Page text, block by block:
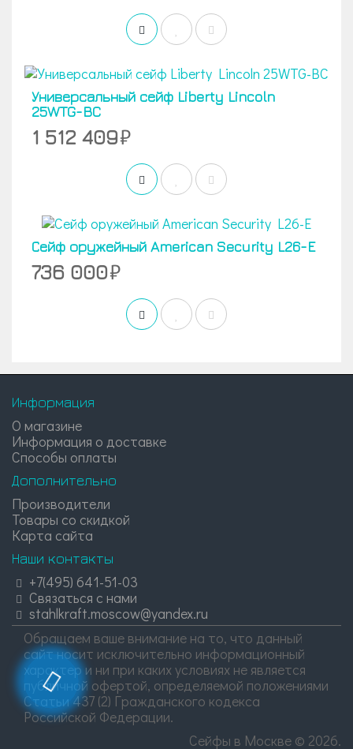
Универсальный сейф Liberty Lincoln
25WTG-BC
1 512 409
Сейф оружейный American Security L26-E
736 000
Информация
О магазине
Информация о доставке
Способы оплаты
Дополнительно
Производители
Товары со скидкой
Карта сайта
Наши контакты
+7(495) 641-51-03
Связаться с нами
stahlkraft.moscow@yandex.ru
Обращаем ваше внимание на то, что данный
сайт носит исключительно информационный
характер и ни при каких условиях не является
публичной офертой, определяемой положениями
Статьи 437 (2) Гражданского кодекса
Российской Федерации.
Сейфы в Москве © 2026.